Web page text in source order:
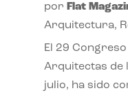
por Flat
Arquitectura,
El 29
Arquitectas de
julio, ha sido